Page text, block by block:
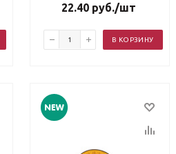
22.40 руб./шт
В КОРЗИНУ